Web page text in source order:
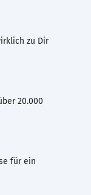
zu Dir
20.000
für ein